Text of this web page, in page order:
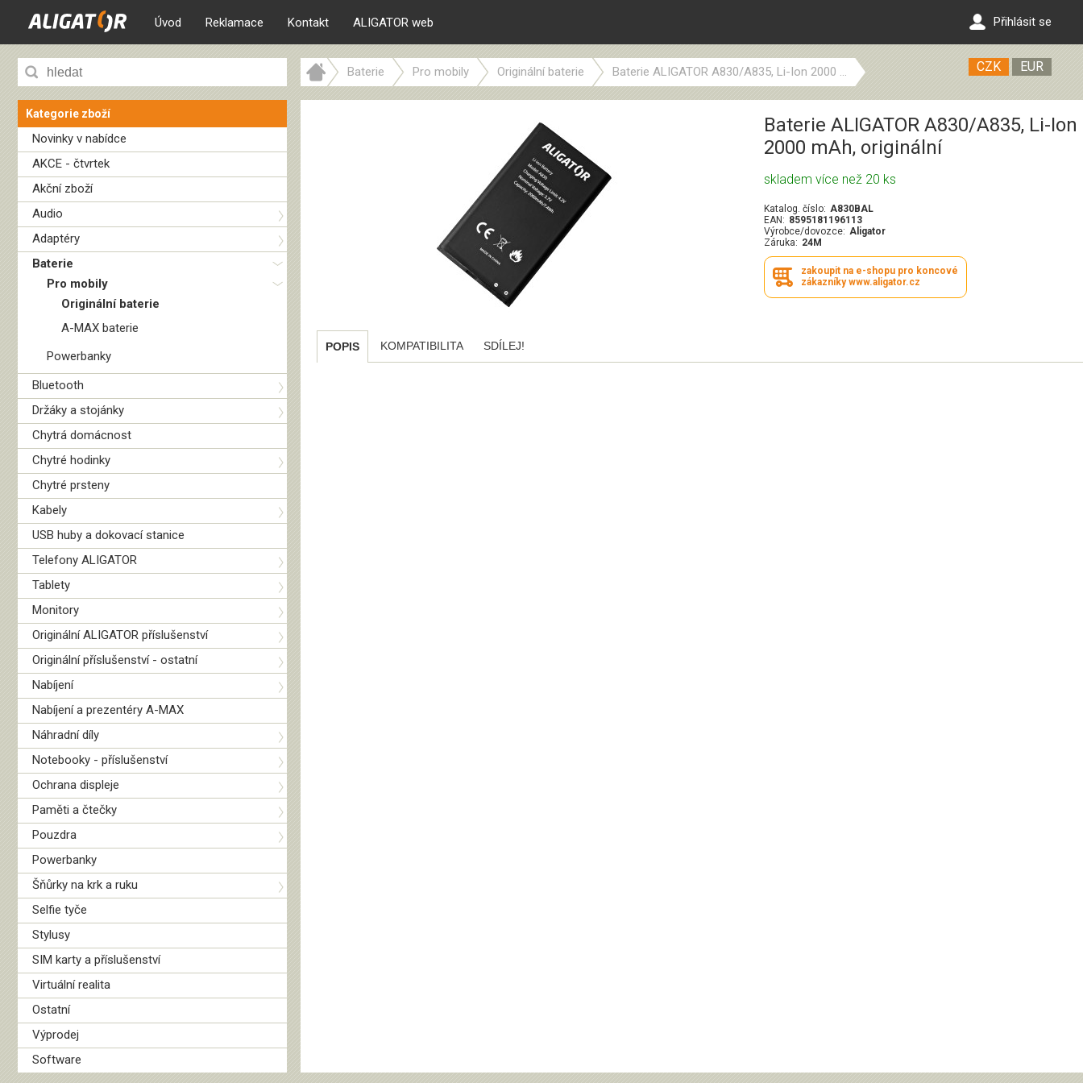
Úvod Reklamace Kontakt ALIGATOR web Přihlásit se
Kategorie zboží
Novinky v nabídce
AKCE - čtvrtek
Akční zboží
Audio
Adaptéry
Baterie
Pro mobily
Originální baterie
A-MAX baterie
Powerbanky
Bluetooth
Držáky a stojánky
Chytrá domácnost
Chytré hodinky
Chytré prsteny
Kabely
USB huby a dokovací stanice
Telefony ALIGATOR
Tablety
Monitory
Originální ALIGATOR příslušenství
Originální příslušenství - ostatní
Nabíjení
Nabíjení a prezentéry A-MAX
Náhradní díly
Notebooky - příslušenství
Ochrana displeje
Paměti a čtečky
Pouzdra
Powerbanky
Šňůrky na krk a ruku
Selfie tyče
Stylusy
SIM karty a příslušenství
Virtuální realita
Ostatní
Výprodej
Software
Baterie Pro mobily Originální baterie Baterie ALIGATOR A830/A835, Li-Ion 2000 ... CZK EUR
Baterie ALIGATOR A830/A835, Li-Ion
2000 mAh, originální
skladem více než 20 ks
Katalog. číslo: A830BAL
EAN: 8595181196113
Výrobce/dovozce: Aligator
Záruka: 24M
zakoupit na e-shopu pro koncové
zákazníky www.aligator.cz
POPIS KOMPATIBILITA SDÍLEJ!